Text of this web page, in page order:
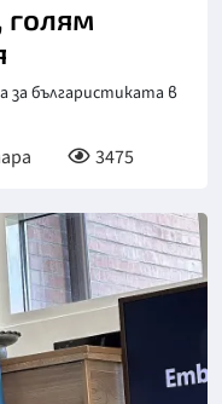
голям
за българистиката в
3475